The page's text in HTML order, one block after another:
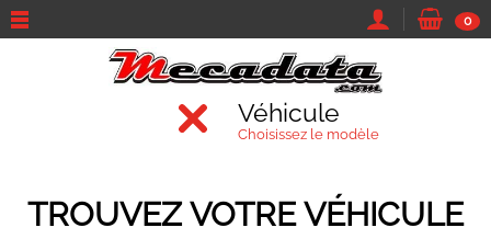
0
Véhicule
Choisissez le modèle
TROUVEZ VOTRE VÉHICULE